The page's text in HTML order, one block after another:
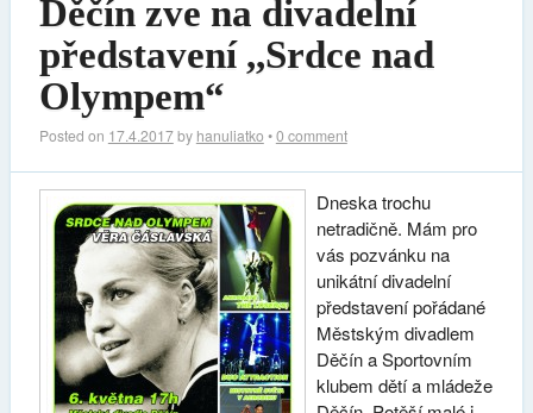
Děčín zve na divadelní
představení ,,Srdce nad
Olympem“
Posted on 17.4.2017by hanuliatko •0 comment
Dneska trochu
netradičně. Mám pro
vás pozvánku na
unikátní divadelní
představení pořádané
Městským divadlem
Děčín a Sportovním
klubem dětí a mládeže